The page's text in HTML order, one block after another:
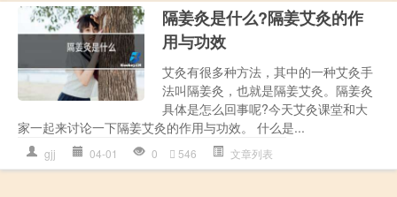
隔姜灸是什么?隔姜艾灸的作
用与功效
艾灸有很多种方法，其中的一种艾灸手
法叫隔姜灸，也就是隔姜艾灸。隔姜灸
具体是怎么回事呢?今天艾灸课堂和大
家一起来讨论一下隔姜艾灸的作用与功效。 什么是...
gjj 04-01 0 546 文章列表